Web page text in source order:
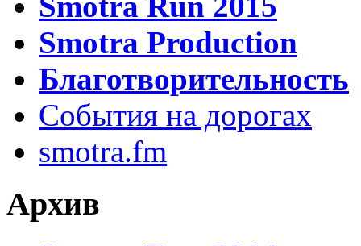
Smotra Production
Благотворительность
События на дорогах
smotra.fm
Архив